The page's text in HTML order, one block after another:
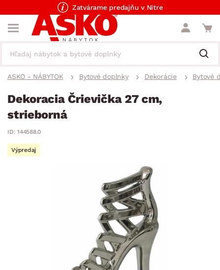
Zatvárame predajňu v Nitre
ASKO - NÁBYTOK Bytové doplnky Dekorácie Bytové
Dekoracia Črievička 27 cm,
strieborná
ID: 144588.0
Výpredaj